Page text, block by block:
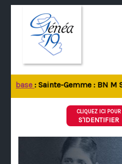
base: Sainte-Gemme : BN M
CLIQUEZ ICI POUR
S'IDENTIFIER